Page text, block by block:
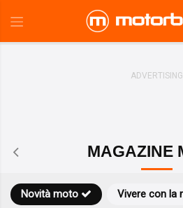
MAGAZINE
Novità moto Vivere con la